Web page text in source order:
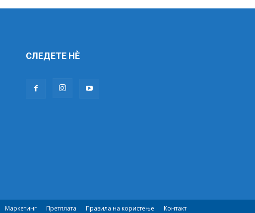
СЛЕДЕТЕ НÈ
Маркетинг Претплата Правила на користење Контакт